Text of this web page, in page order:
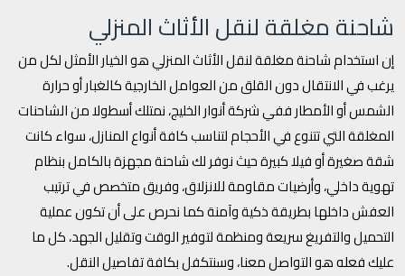
شاحنة مغلقة لنقل الأثاث المنزلي
إن استخدام شاحنة مغلقة لنقل الأثاث المنزلي هو الخيار الأمثل لكل من
يرغب في الانتقال دون القلق من العوامل الخارجية كالغبار أو حرارة
الشمس أو الأمطار ففي شركة أنوار الخليج، نمتلك أسطولا من الشاحنات
المغلقة التي تتنوع في الأحجام لتناسب كافة أنواع المنازل، سواء كانت
شقة صغيرة أو فيلا كبيرة حيث نوفر لك شاحنة مجهزة بالكامل بنظام
تهوية داخلي، وأرضيات مقاومة للانزلاق، وفريق متخصص في ترتيب
العفش داخلها بطريقة ذكية وآمنة كما نحرص على أن تكون عملية
التحميل والتفريغ سريعة ومنظمة لتوفير الوقت وتقليل الجهد، كل ما
عليك فعله هو التواصل معنا، وسنتكفل بكافة تفاصيل النقل.